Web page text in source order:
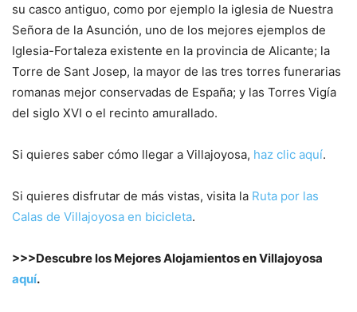
su casco antiguo, como por ejemplo la iglesia de Nuestra
Señora de la Asunción, uno de los mejores ejemplos de
Iglesia-Fortaleza existente en la provincia de Alicante; la
Torre de Sant Josep, la mayor de las tres torres funerarias
romanas mejor conservadas de España; y las Torres Vigía
del siglo XVI o el recinto amurallado.
Si quieres saber cómo llegar a Villajoyosa, haz clic aquí.
Si quieres disfrutar de más vistas, visita la Ruta por las
Calas de Villajoyosa en bicicleta.
>>>Descubre los Mejores Alojamientos en Villajoyosa
aquí.